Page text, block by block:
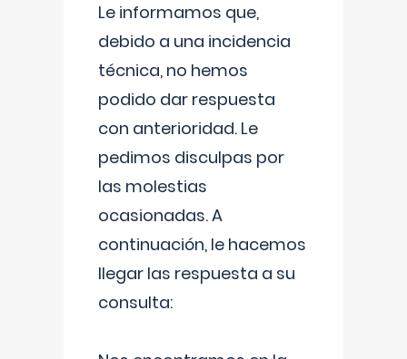
Le informamos que,
debido a una incidencia
técnica, no hemos
podido dar respuesta
con anterioridad. Le
pedimos disculpas por
las molestias
ocasionadas. A
continuación, le hacemos
llegar las respuesta a su
consulta: